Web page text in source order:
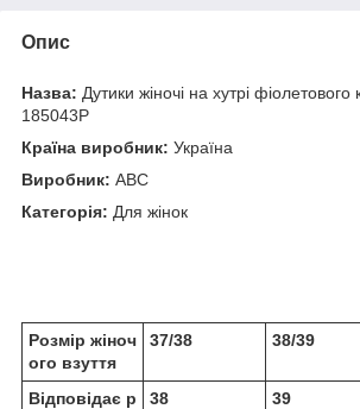
Опис
Назва: Дутики жіночі на хутрі фіолетового
185043P
Країна виробник: Україна
Виробник: ABC
Категорія: Для жінок
Розмір жіноч
ого взуття
37/38 38/39
Відповідає р
38 39